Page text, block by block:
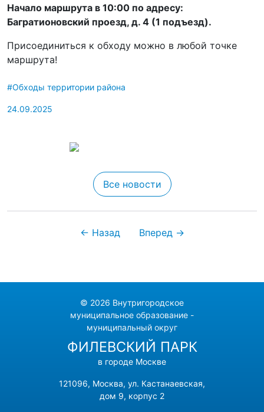
Начало маршрута в 10:00 по адресу:
Багратионовский проезд, д. 4 (1 подъезд).
Присоединиться к обходу можно в любой точке
маршрута!
#Обходы территории района
24.09.2025
Все новости
← Назад Вперед →
© 2026 Внутригородское
муниципальное образование -
муниципальный округ
ФИЛЕВСКИЙ ПАРК
в городе Москве
121096, Москва, ул. Кастанаевская,
дом 9, корпус 2